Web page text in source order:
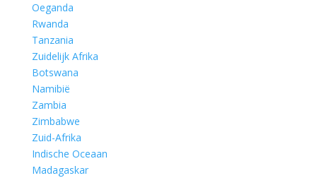
Oeganda
Rwanda
Tanzania
Zuidelijk Afrika
Botswana
Namibië
Zambia
Zimbabwe
Zuid-Afrika
Indische Oceaan
Madagaskar